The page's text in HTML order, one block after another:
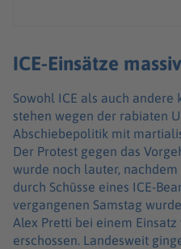
ICE-Einsätze
Sowohl ICE als auch
stehen wegen der rabiaten
Abschiebepolitik mit
Der Protest gegen das
wurde noch lauter, nachdem
durch Schüsse eines ICE-
vergangenen Samstag
Alex Pretti bei einem
erschossen. Landesweit